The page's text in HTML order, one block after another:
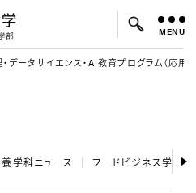
名古屋文理大
MENU
・データサイエンス・AI教育プログラム（応用
学科ニュース フードビジネス学科ニ